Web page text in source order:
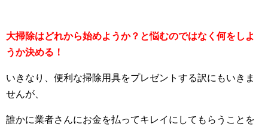
大掃除はどれから始めようか？と悩むのではなく何をしよ
うか決める！
いきなり、便利な掃除用具をプレゼントする訳にもいきま
せんが、
誰かに業者さんにお金を払ってキレイにしてもらうことを